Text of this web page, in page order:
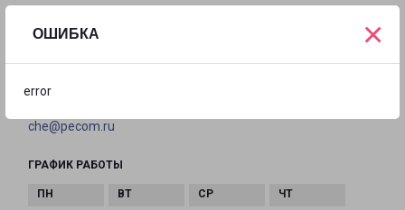
ОШИБКА
error
×
на карте
+7(8202) 490-449
che@pecom.ru
ГРАФИК РАБОТЫ